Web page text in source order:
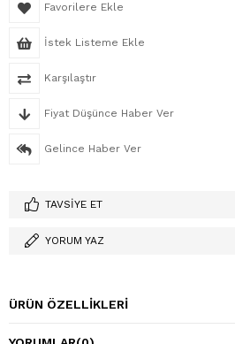
Favorilere Ekle
İstek Listeme Ekle
Karşılaştır
Fiyat Düşünce Haber Ver
Gelince Haber Ver
TAVSIYE ET
YORUM YAZ
ÜRÜN ÖZELLIKLERI